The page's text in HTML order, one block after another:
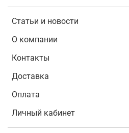
Статьи и новости
О компании
Контакты
Доставка
Оплата
Личный кабинет